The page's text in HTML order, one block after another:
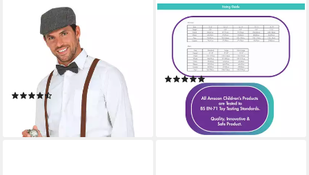
WIDMANN S.R.L.
Kostüm Set "Die Wilden
20er" - 4-tlg. mit
Schiebermütze, Charleston,
Kostümset
18,90 €
lieferbar - in 2-3 Werktagen bei dir
AMSCAN
Hippie-Kostüm 60er 70er
Jahre Hippie Kostüm
"Psychedelic" für Herrn
(2)
39,90 €
lieferbar - in 2-3 Werktagen bei dir